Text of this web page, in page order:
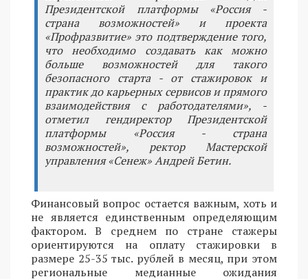
Президентской платформы «Россия -
страна возможностей» и проекта
«Профразвитие» это подтверждение того,
что необходимо создавать как можно
больше возможностей для такого
безопасного старта - от стажировок и
практик до карьерных сервисов и прямого
взаимодействия с работодателями», -
отметил гендиректор Президентской
платформы «Россия - страна
возможностей», ректор Мастерской
управления «Сенеж» Андрей Бетин.
Финансовый вопрос остается важным, хоть и
не является единственным определяющим
фактором. В среднем по стране стажеры
ориентируются на оплату стажировки в
размере 25-35 тыс. рублей в месяц, при этом
региональные медианные ожидания